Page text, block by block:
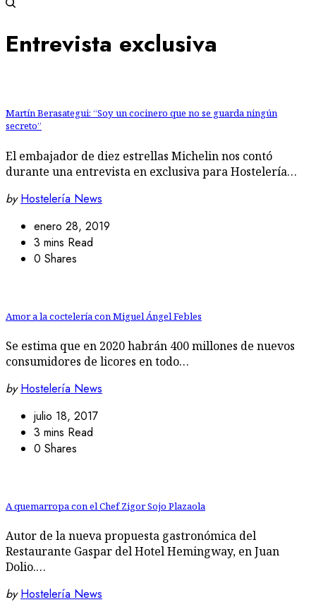
Entrevista exclusiva
Martín Berasategui: “Soy un cocinero que no se guarda ningún
secreto”
El embajador de diez estrellas Michelin nos contó
durante una entrevista en exclusiva para Hostelería…
by Hostelería News
enero 28, 2019
3 mins Read
0 Shares
Amor a la coctelería con Miguel Ángel Febles
Se estima que en 2020 habrán 400 millones de nuevos
consumidores de licores en todo…
by Hostelería News
julio 18, 2017
3 mins Read
0 Shares
A quemarropa con el Chef Zigor Sojo Plazaola
Autor de la nueva propuesta gastronómica del
Restaurante Gaspar del Hotel Hemingway, en Juan
Dolio.…
by Hostelería News